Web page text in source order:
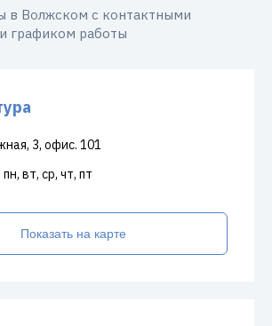
в Волжском с контактными
графиком работы
3, офис. 101
вт, ср, чт, пт
Показать на карте